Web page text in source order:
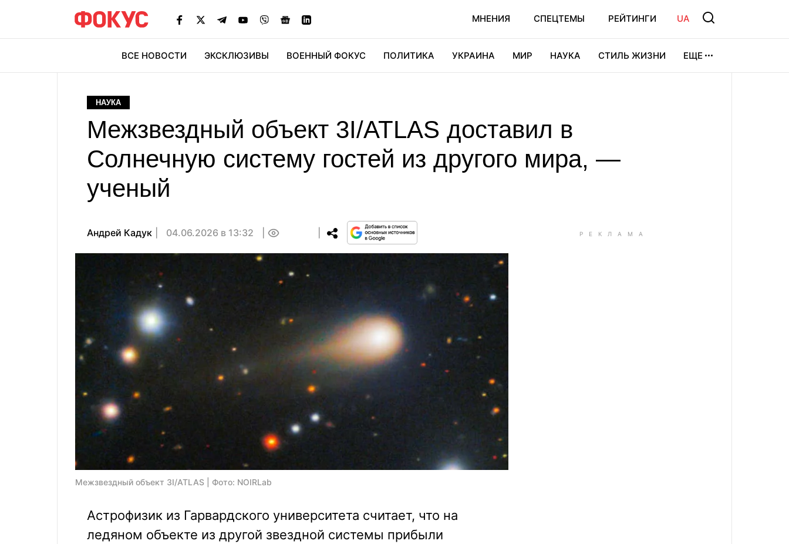
МНЕНИЯ СПЕЦТЕМЫ РЕЙТИНГИ UA
ВСЕ НОВОСТИ ЭКСКЛЮЗИВЫ ВОЕННЫЙ ФОКУС ПОЛИТИКА УКРАИНА МИР НАУКА СТИЛЬ ЖИЗНИ ЕЩЕ
НАУКА
Межзвездный объект 3I/ATLAS доставил в
Солнечную систему гостей из другого мира, —
ученый
Андрей Кадук 04.06.2026 в 13:32
Межзвездный объект 3I/ATLAS | Фото: NOIRLab
Астрофизик из Гарвардского университета считает, что на
ледяном объекте из другой звездной системы прибыли